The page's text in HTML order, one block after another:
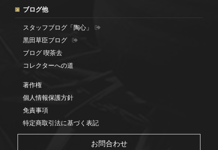
ブログ他
スタッフブログ「陶心」
黒田草臣ブログ
ブログ 喫茶去
コレクターへの道
著作権
個人情報保護方針
免責事項
特定商取引法に基づく表記
お問合わせ